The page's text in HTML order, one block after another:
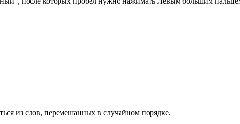
из слов, перемешанных в случайном порядке.